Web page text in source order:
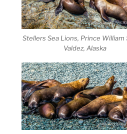
Stellers Sea Lions, Prince William
Valdez, Alaska